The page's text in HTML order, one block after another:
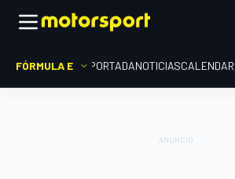
FÓRMULA E PORTADANOTICIAS